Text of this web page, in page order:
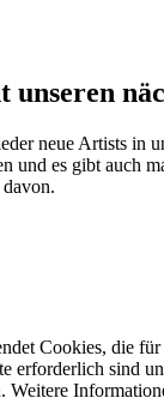
unseren
neue Artists in
und es gibt auch
Cookies, die
erforderlich sind
Weitere